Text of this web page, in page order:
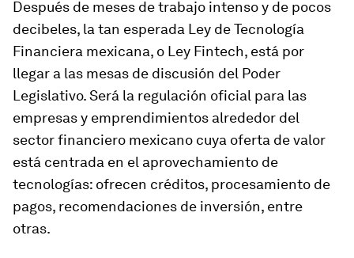
Después de meses de trabajo intenso y de pocos
decibeles, la tan esperada Ley de Tecnología
Financiera mexicana, o Ley Fintech, está por
llegar a las mesas de discusión del Poder
Legislativo. Será la regulación oficial para las
empresas y emprendimientos alrededor del
sector financiero mexicano cuya oferta de valor
está centrada en el aprovechamiento de
tecnologías: ofrecen créditos, procesamiento de
pagos, recomendaciones de inversión, entre
otras.